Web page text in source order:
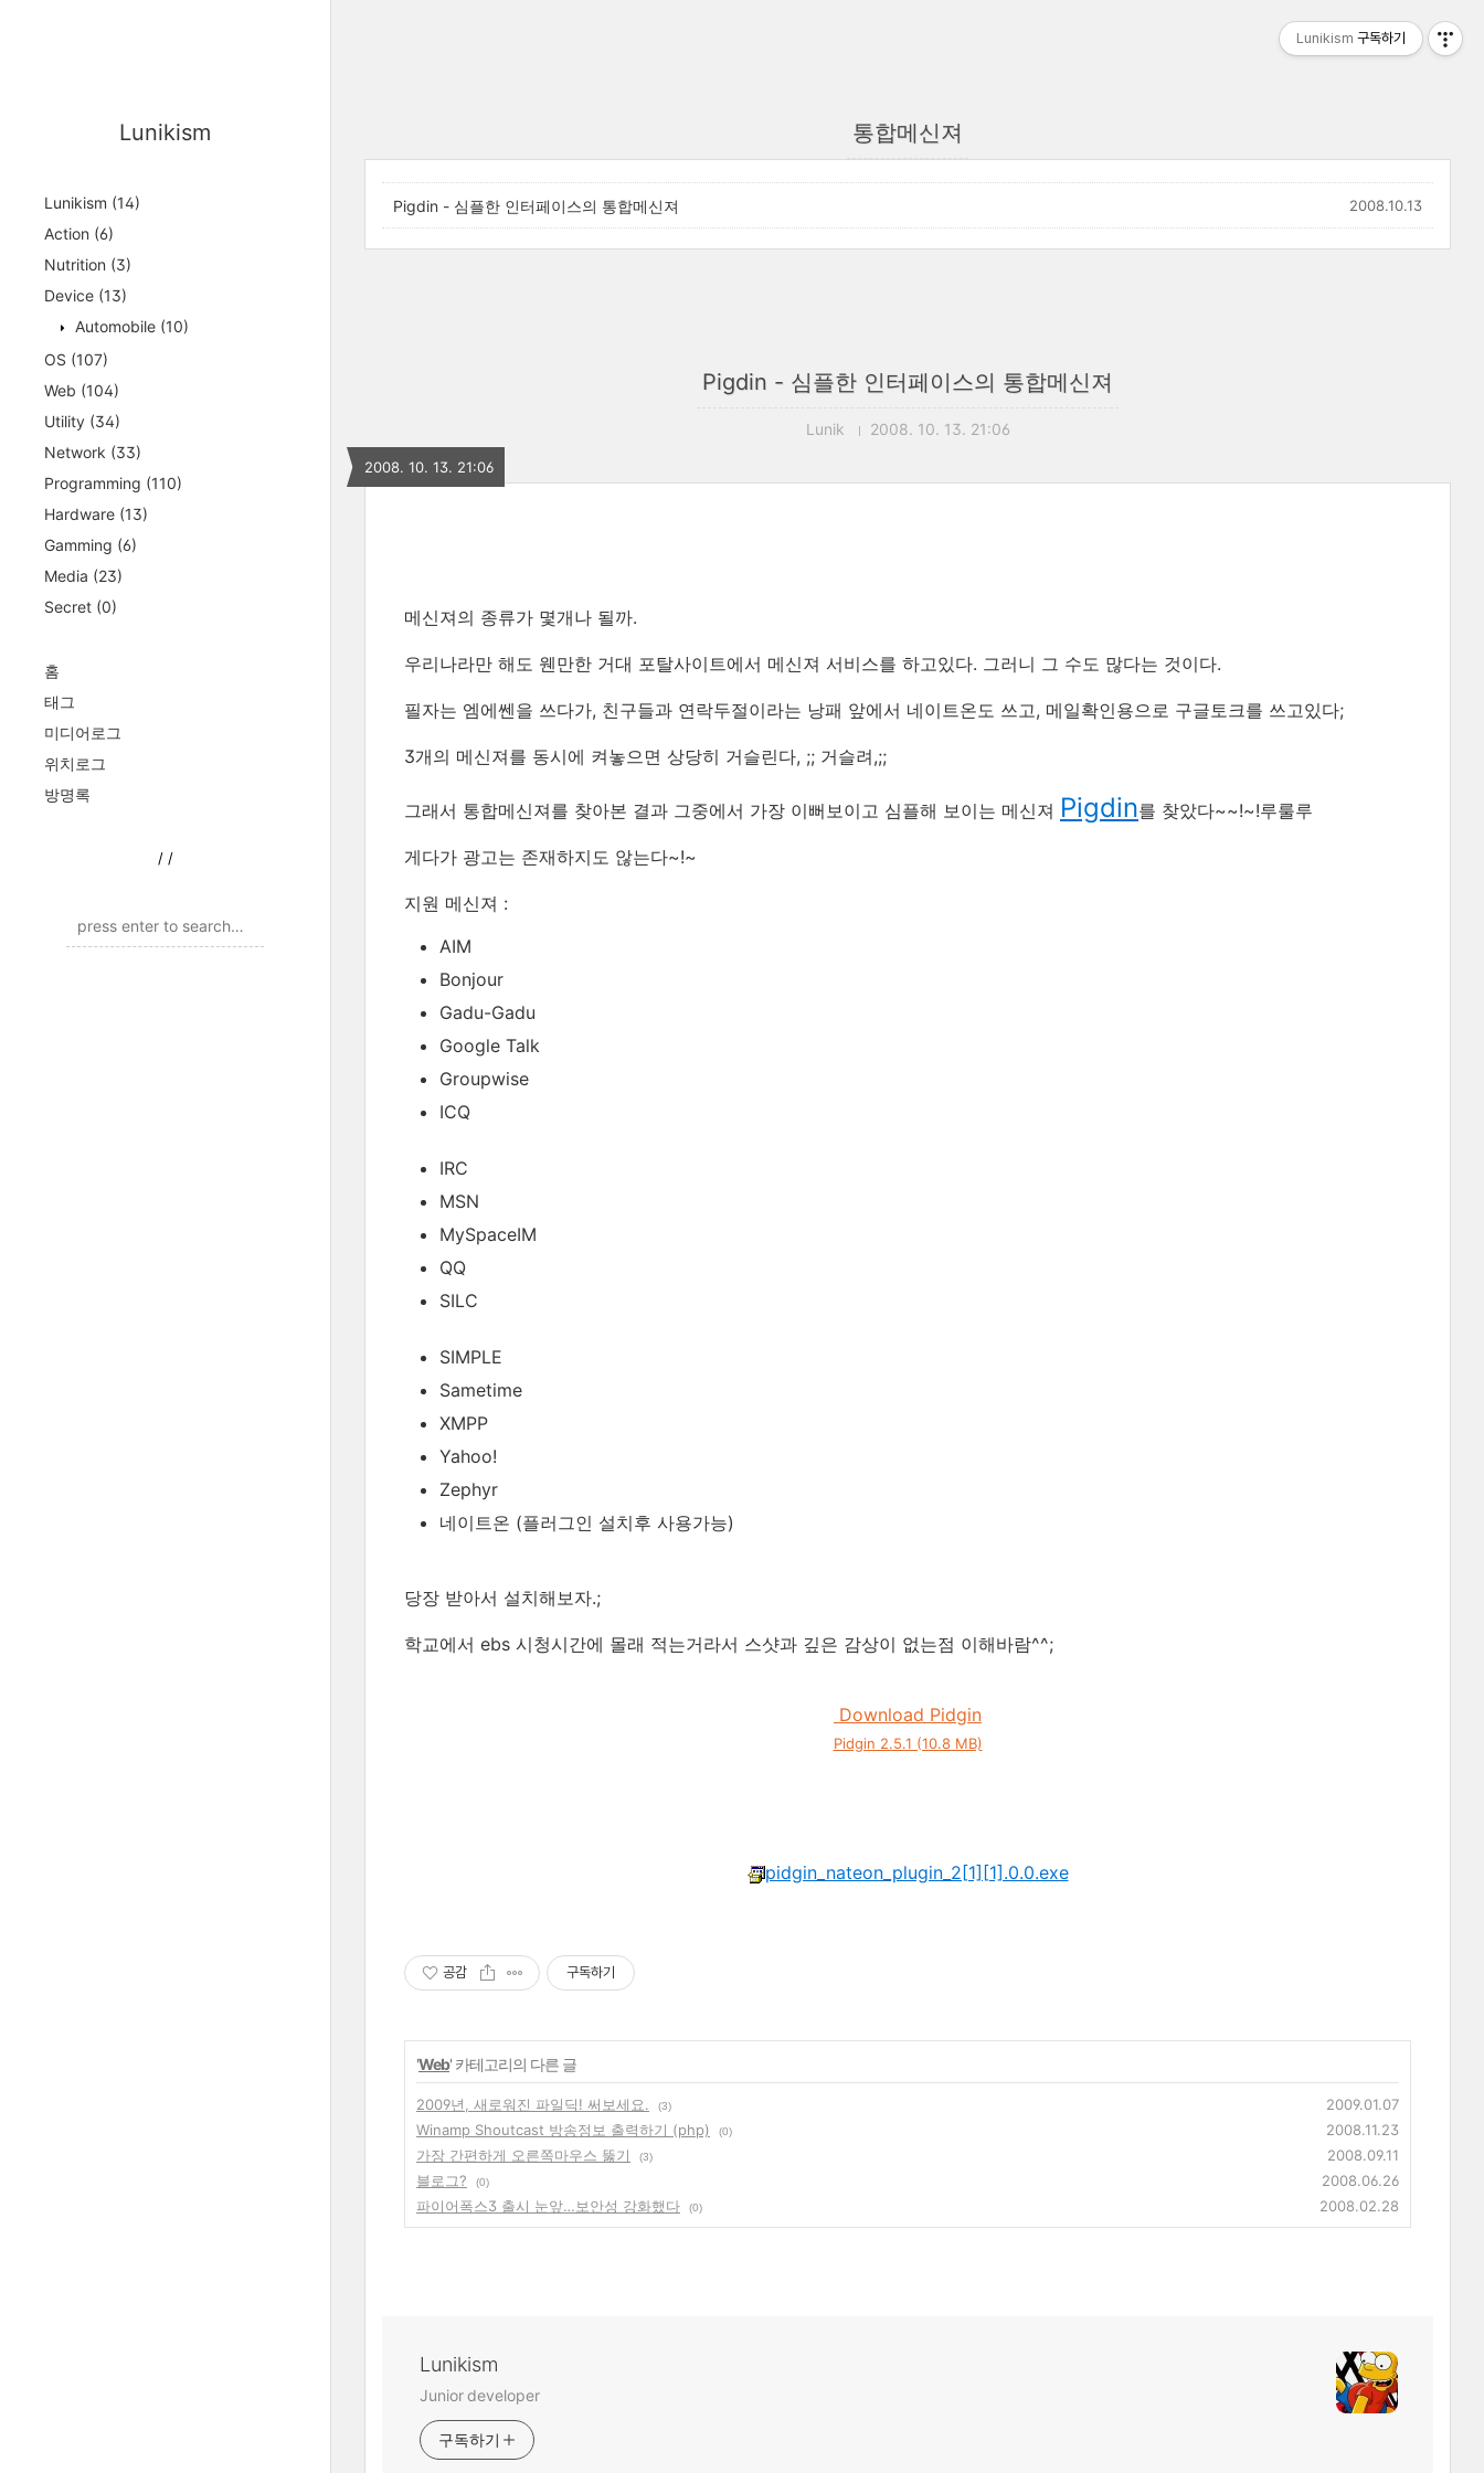
Lunikism
Lunikism (14)
Action (6)
Nutrition (3)
Device (13)
Automobile (10)
OS (107)
Web (104)
Utility (34)
Network (33)
Programming (110)
Hardware (13)
Gamming (6)
Media (23)
Secret (0)
홈
태그
미디어로그
위치로그
방명록
/ /
통합메신져
Pigdin - 심플한 인터페이스의 통합메신져 2008.10.13
Pigdin - 심플한 인터페이스의 통합메신져
Lunik 2008. 10. 13. 21:06
2008. 10. 13. 21:06
메신져의 종류가 몇개나 될까.
우리나라만 해도 웬만한 거대 포탈사이트에서 메신져 서비스를 하고있다. 그러니 그 수도 많다는 것이다.
필자는 엠에쎈을 쓰다가, 친구들과 연락두절이라는 낭패 앞에서 네이트온도 쓰고, 메일확인용으로 구글토크를 쓰고있다;
3개의 메신져를 동시에 켜놓으면 상당히 거슬린다, ;; 거슬려,;;
그래서 통합메신져를 찾아본 결과 그중에서 가장 이뻐보이고 심플해 보이는 메신져 Pigdin를 찾았다~~!~!루룰루
게다가 광고는 존재하지도 않는다~!~
지원 메신져 :
AIM
Bonjour
Gadu-Gadu
Google Talk
Groupwise
ICQ
IRC
MSN
MySpaceIM
QQ
SILC
SIMPLE
Sametime
XMPP
Yahoo!
Zephyr
네이트온 (플러그인 설치후 사용가능)
당장 받아서 설치해보자.;
학교에서 ebs 시청시간에 몰래 적는거라서 스샷과 깊은 감상이 없는점 이해바람^^;
Download Pidgin
Pidgin 2.5.1 (10.8 MB)
pidgin_nateon_plugin_2[1][1].0.0.exe
공감 구독하기
'Web' 카테고리의 다른 글
2009년, 새로워진 파일딕! 써보세요. (3)
2009.01.07
Winamp Shoutcast 방송정보 출력하기 (php)
(0)
2008.11.23
가장 간편하게 오른쪽마우스 뚫기
(3)
2008.09.11
블로그?
(0)
2008.06.26
파이어폭스3 출시 눈앞…보안성 강화했다
(0) 2008.02.28
Lunikism
Junior developer
구독하기
Lunikism 구독하기